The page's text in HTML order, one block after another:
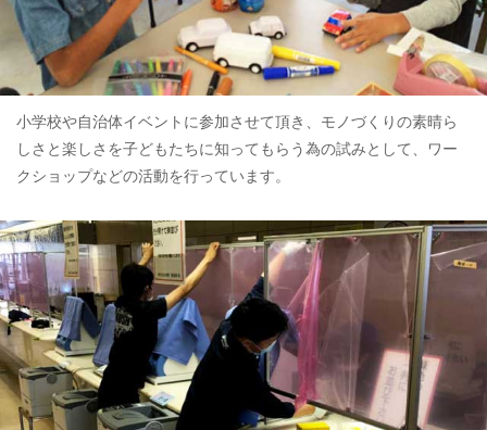
小学校や自治体イベントに参加させて頂き、モノづくりの素晴ら
しさと楽しさを子どもたちに知ってもらう為の試みとして、ワー
クショップなどの活動を行っています。